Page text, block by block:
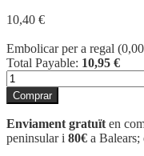
10,40 €
Embolicar per a regal (0,00
Total Payable: 10,95 €
quantitat
de
¡AL
AGUA!
LA
SIRENA
Comprar
Enviament gratuït en
peninsular i 80€ a